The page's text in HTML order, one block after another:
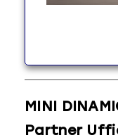
MINI
Partner